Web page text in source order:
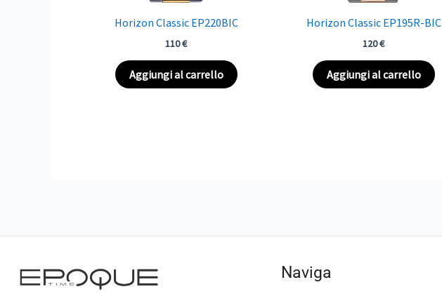
Horizon Classic EP220BIC
110€
Aggiungi al carrello
Horizon Classic EP195R-BIC
120€
Aggiungi al carrello
Naviga